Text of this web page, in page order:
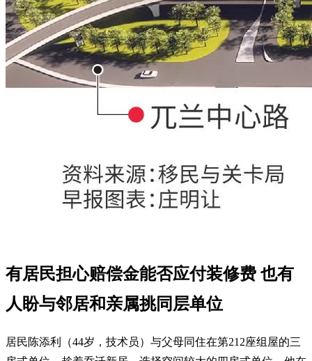
有居民担心赔偿金能否应付装修费 也有
人盼与邻居和亲属挑同层单位
居民陈添利（44岁，技术员）与父母同住在第212座组屋的三